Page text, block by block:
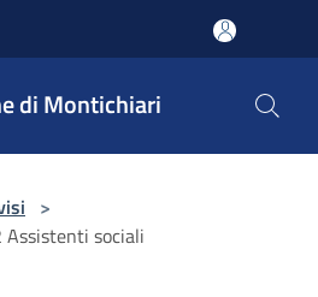
di Montichiari
>
Assistenti sociali